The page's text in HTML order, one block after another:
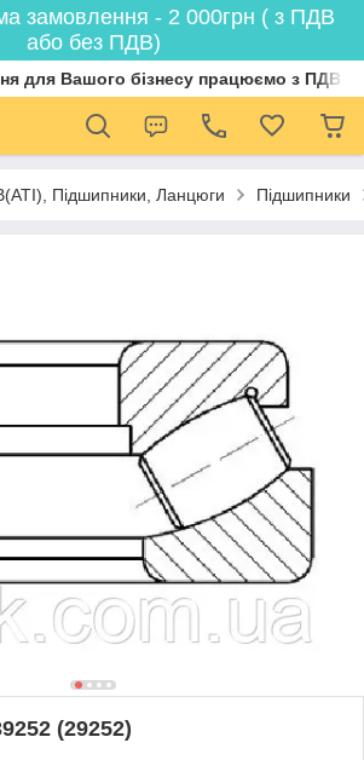
замовлення - 2 000грн ( з ПДВ
або без ПДВ)
для Вашого бізнесу працюємо з ПДВ
Пiдшипники, Ланцюги Підшипники
(29252)